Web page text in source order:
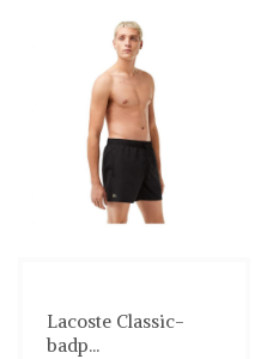
Lacoste Classic-
badp...